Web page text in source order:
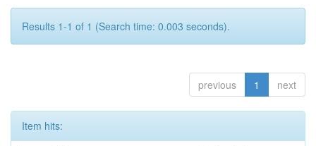
Results 1-1 of 1 (Search time: 0.003 seconds).
previous 1 next
Item hits: